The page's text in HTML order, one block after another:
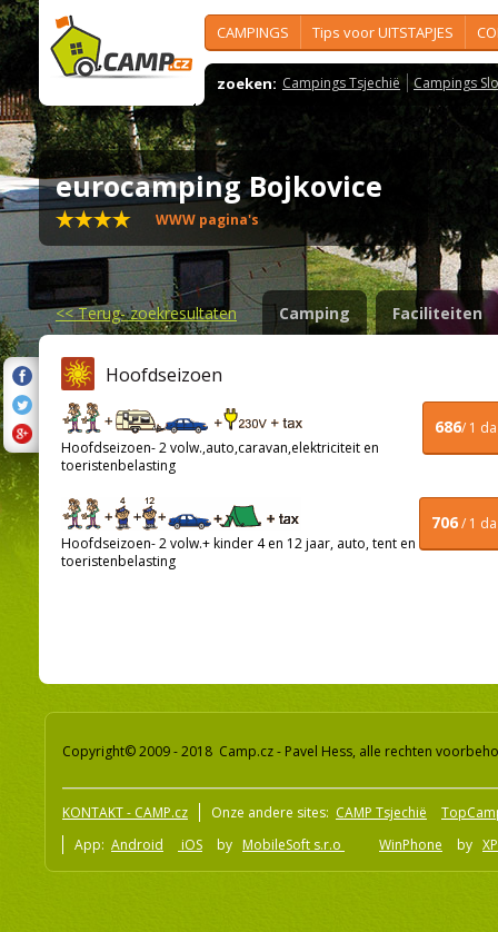
CAMPINGS Tips voor UITSTAPJES
zoeken: Campings Tsjechië Campings
eurocamping Bojkovice
WWW pagina's
<<Terug- zoekresultaten Camping Faciliteiten
Hoofdseizoen
686/ 1
Hoofdseizoen- 2 volw.,auto,caravan,elektriciteit en
toeristenbelasting
706/ 1
Hoofdseizoen- 2 volw.+ kinder 4 en 12 jaar, auto, tent en
toeristenbelasting
Copyright© 2009 - 2018 Camp.cz - Pavel Hess, alle rechten
KONTAKT - CAMP.cz Onze andere sites: CAMP Tsjechië
App: Android iOS by MobileSoft s.r.o WinPhone by